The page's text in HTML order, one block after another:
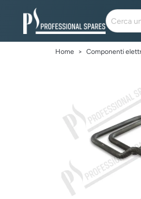
Home Componenti